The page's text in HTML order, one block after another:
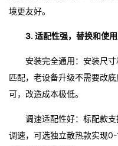
境更友好。
3. 适配性强，替换和使
安装完全通用：安装尺
匹配，老设备升级不需要改
可，改造成本极低。
调速适配性好：标配款
调速，可选独立散热款实现